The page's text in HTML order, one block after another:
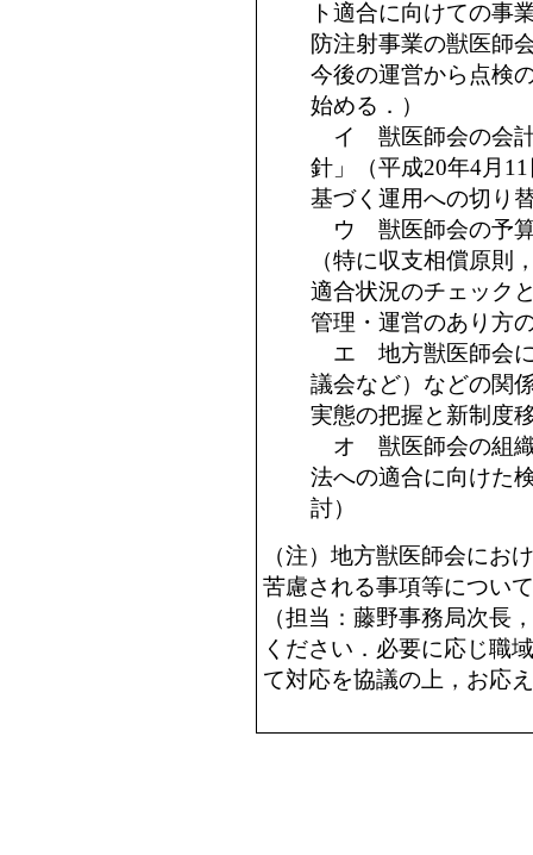
ト適合に向けての事
防注射事業の獣医師
今後の運営から点検
始める．）
イ 獣医師会の会計
針」（平成20年4月
基づく運用への切り
ウ 獣医師会の予算
（特に収支相償原則
適合状況のチェック
管理・運営のあり方
エ 地方獣医師会に
議会など）などの関
実態の把握と新制度
オ 獣医師会の組織
法への適合に向けた
討）
（注）地方獣医師会にお
苦慮される事項等につい
（担当：藤野事務局次長
ください．必要に応じ職
て対応を協議の上，お応